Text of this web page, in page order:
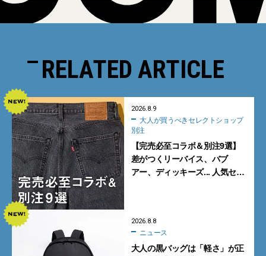
RELATED ARTICLE
2026.8.9
別注
【完売必至コラボ＆別注9選】
差がつくリーバイス、バブ
アー、ディッキーズ... 人気セレ
2026.8.8
ニュース
大人の黒バッグは「軽さ」が正